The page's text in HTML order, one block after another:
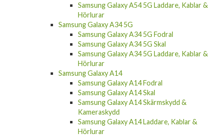
Samsung Galaxy A54 5G Laddare, Kablar &
Hörlurar
Samsung Galaxy A34 5G
Samsung Galaxy A34 5G Fodral
Samsung Galaxy A34 5G Skal
Samsung Galaxy A34 5G Laddare, Kablar &
Hörlurar
Samsung Galaxy A14
Samsung Galaxy A14 Fodral
Samsung Galaxy A14 Skal
Samsung Galaxy A14 Skärmskydd &
Kameraskydd
Samsung Galaxy A14 Laddare, Kablar &
Hörlurar